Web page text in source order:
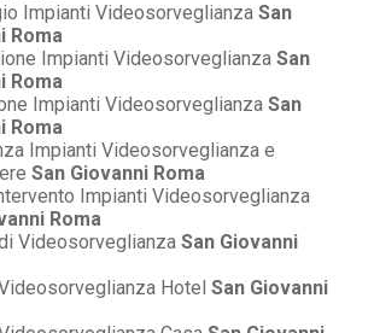
Impianti Videosorveglianza San
Roma
Impianti Videosorveglianza San
Roma
Impianti Videosorveglianza San
Roma
Impianti Videosorveglianza e
San Giovanni Roma
Impianti Videosorveglianza
Roma
Videosorveglianza San Giovanni
Hotel San Giovanni